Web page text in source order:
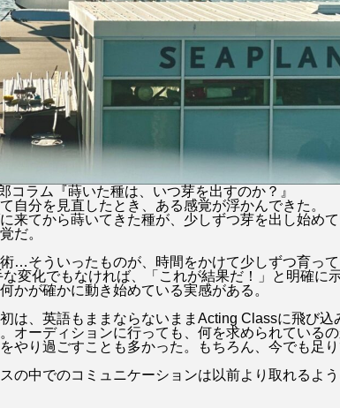
コラム『蒔いた種は、いつ芽を出すのか？』
自分を見直したとき、ある感覚が浮かんできた。
来てから蒔いてきた種が、少しずつ芽を出し始め
だ。
…そういったものが、時間をかけて少しずつ育っ
な変化でもなければ、「これが結果だ！」と明確に
かが確かに動き始めている実感がある。
は、英語もままならないままActing Classに飛び込
オーディションに行っても、何を求められている
やり過ごすことも多かった。もちろん、今でも足
の中でのコミュニケーションは以前より取れるよ